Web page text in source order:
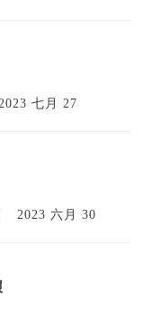
七月 27
2023 六月 30